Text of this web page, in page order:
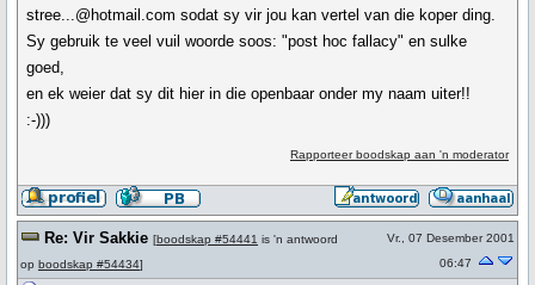
stree...@hotmail.com sodat sy vir jou kan vertel van die koper ding.
Sy gebruik te veel vuil woorde soos: "post hoc fallacy" en sulke
goed,
en ek weier dat sy dit hier in die openbaar onder my naam uiter!!
:-)))
Rapporteer boodskap aan 'n moderator
Re: Vir Sakkie [boodskap #54441 is 'n antwoord
op boodskap #54434]
Vr., 07 Desember 2001
06:47